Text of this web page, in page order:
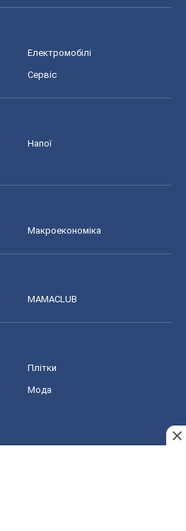
Електромобілі
Сервіс
Напої
Макроекономіка
MAMACLUB
Плітки
Мода